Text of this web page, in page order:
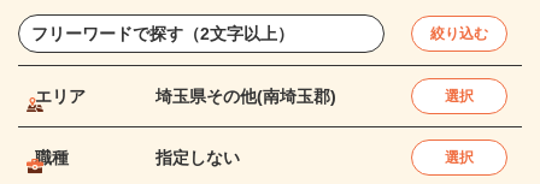
絞り込む
エリア 埼玉県その他(南埼玉郡) 選択
職種 指定しない 選択